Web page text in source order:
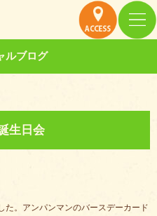
ルブログ
生日会
た。アンパンマンのバースデーカード